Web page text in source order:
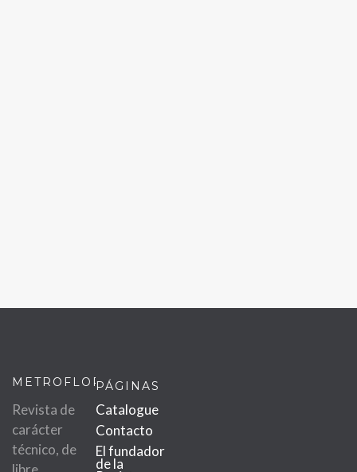
METROFLOR
Revista de
carácter
técnico, de
PÁGINAS
Catalogue
Contacto
El fundador
de la